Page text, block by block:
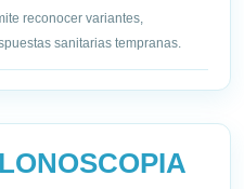
reconocer variantes,
sanitarias tempranas.